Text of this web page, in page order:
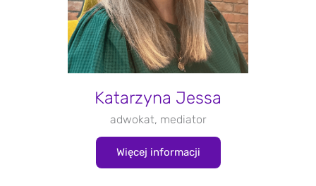
Katarzyna Jessa
adwokat, mediator
Więcej informacji